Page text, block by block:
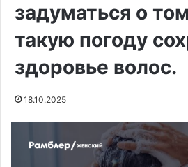
задуматься о
такую погоду
здоровье волос.
18.10.2025